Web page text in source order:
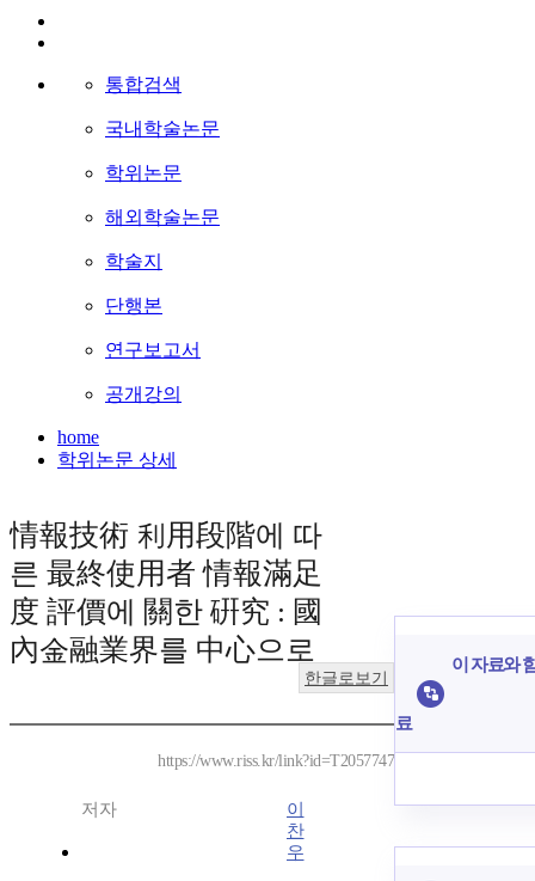
통합검색
국내학술논문
학위논문
해외학술논문
학술지
단행본
연구보고서
공개강의
home
학위논문 상세
情報技術 利用段階에 따
른 最終使用者 情報滿足
度 評價에 關한 硏究 : 國
內金融業界를 中心으로
한글로보기
https://www.riss.kr/link?id=T2057747
저자
이
찬
우
이 자료와
료